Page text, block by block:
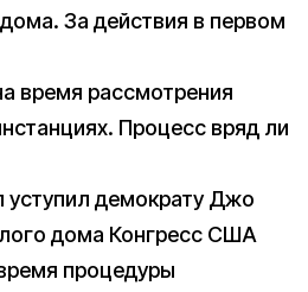
За действия в первом
время рассмотрения
Процесс вряд ли
уступил демократу Джо
дома Конгресс США
процедуры